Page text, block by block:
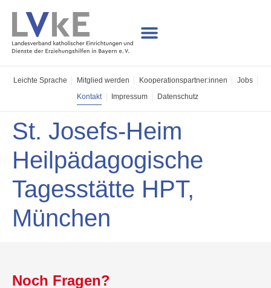
Leichte Sprache Mitglied werden Kooperations­partner:innen Jobs
Kontakt Impressum Datenschutz
St. Josefs-Heim
Heilpädagogische
Tagesstätte HPT,
München
Noch Fragen?